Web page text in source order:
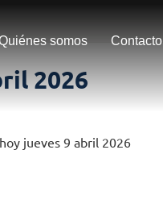
somos Contacto
2026
jueves 9 abril 2026